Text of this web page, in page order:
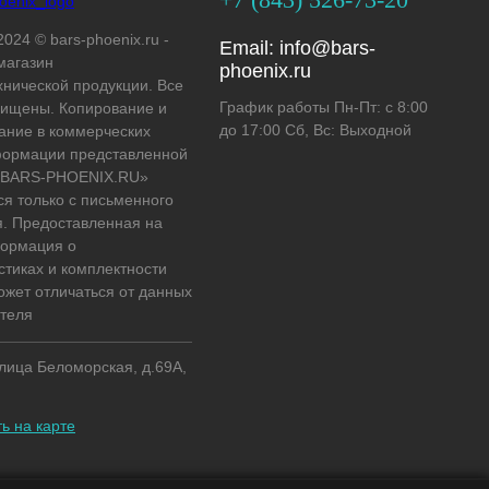
© bars-phoenix.ru -
продукции. Все
Копирование и
в коммерческих
представленной
PHOENIX.RU»
только с письменного
Предоставленная на
о
и комплектности
отличаться от данных
Беломорская, д.69А,
на карте
Email: info@bars-
phoenix.ru
График работы Пн-Пт: с 8:00
до 17:00 Сб, Вс: Выходной